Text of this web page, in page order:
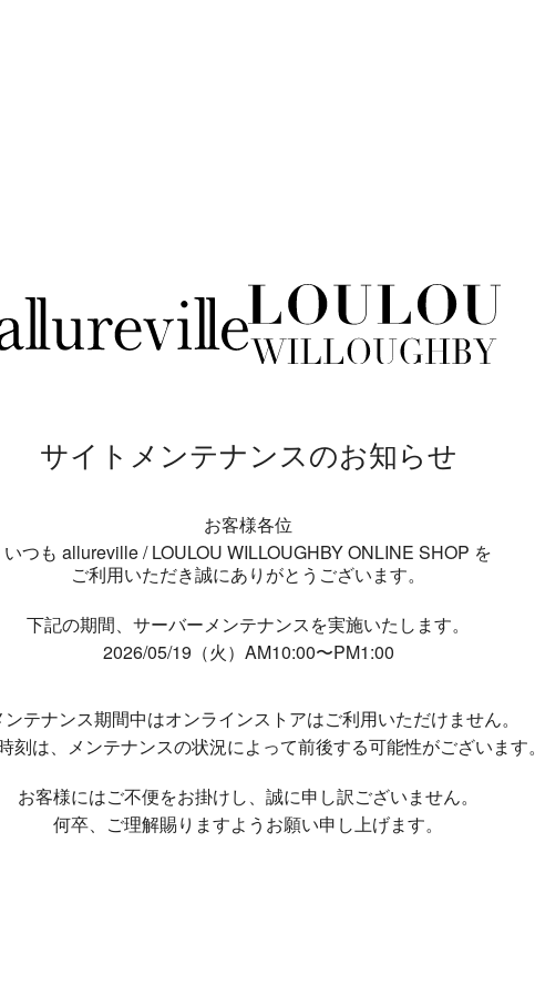
サイトメンテナンスのお知らせ
お客様各位
いつも allureville / LOULOU WILLOUGHBY ONLINE SHOP を
ご利用いただき誠にありがとうございます。
下記の期間、サーバーメンテナンスを実施いたします。
2026/05/19（火）AM10:00〜PM1:00
ンテナンス期間中はオンラインストアはご利用いただけません。
刻は、メンテナンスの状況によって前後する可能性がございます。
お客様にはご不便をお掛けし、 誠に申し訳ございません。
何卒、ご理解賜りますようお願い申し上げます。